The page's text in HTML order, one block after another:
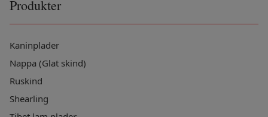
Produkter
Kaninplader
Nappa (Glat skind)
Ruskind
Shearling